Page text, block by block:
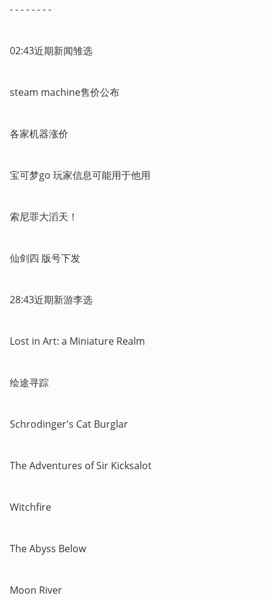
- - - - - - - -
02:43近期新闻雏选
steam machine售价公布
各家机器涨价
宝可梦go 玩家信息可能用于他用
索尼罪大滔天！
仙剑四 版号下发
28:43近期新游李选
Lost in Art: a Miniature Realm
绘途寻踪
Schrodinger's Cat Burglar
The Adventures of Sir Kicksalot
Witchfire
The Abyss Below
Moon River